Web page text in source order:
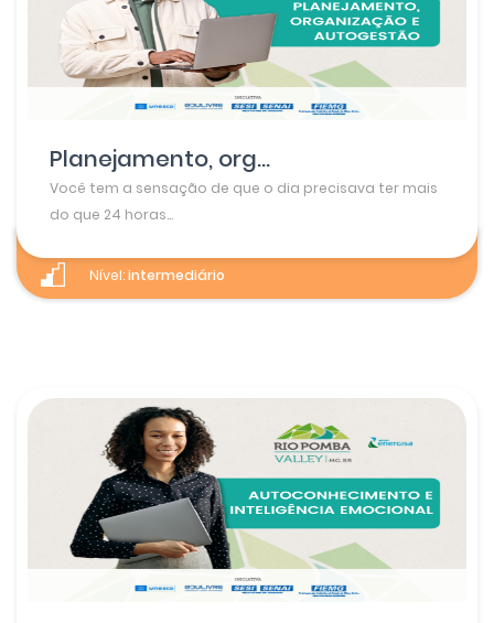
Planejamento, org...
Você tem a sensação de que o dia precisava ter mais
do que 24 horas...
Nível:intermediário